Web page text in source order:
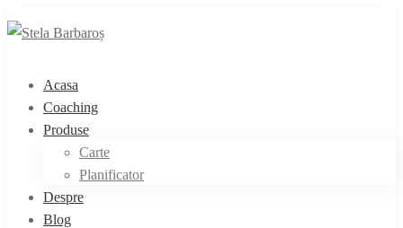
Acasa
Coaching
Produse
Carte
Planificator
Despre
Blog